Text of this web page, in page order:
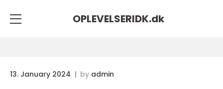
OPLEVELSERIDK.dk
13. January 2024 by admin